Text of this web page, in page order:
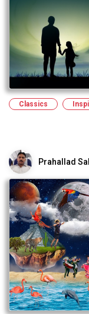
Classics
Prahallad